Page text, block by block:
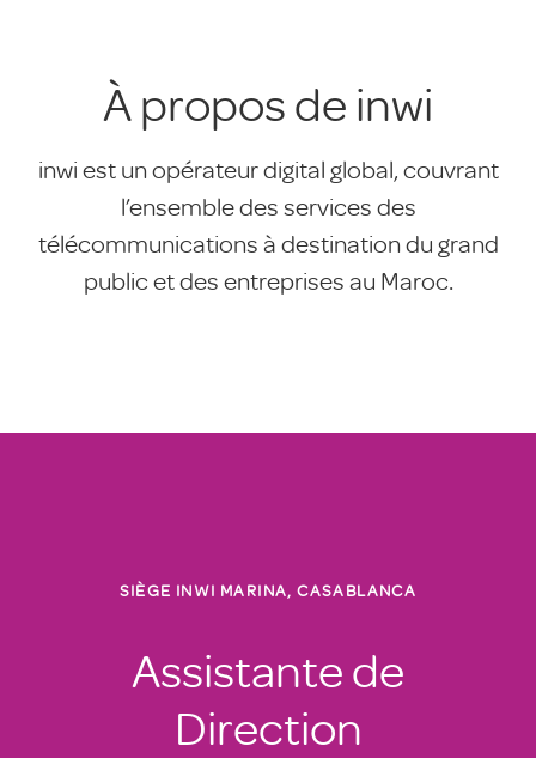
À propos de inwi
inwi est un opérateur digital global, couvrant
l’ensemble des services des
télécommunications à destination du grand
public et des entreprises au Maroc.
SIÈGE INWI MARINA, CASABLANCA
Assistante de
Direction